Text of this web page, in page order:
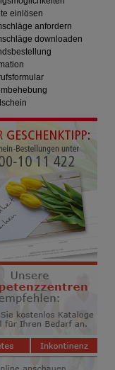
einlösen
anfordern
downloaden